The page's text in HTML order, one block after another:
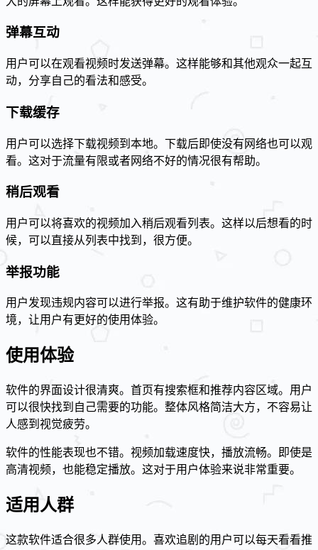
弹幕互动
用户可以在观看视频时发送弹幕。这样能够和其他观众一起互
动，分享自己的看法和感受。
下载缓存
用户可以选择下载视频到本地。下载后即使没有网络也可以观
看。这对于流量有限或者网络不好的情况很有帮助。
稍后观看
用户可以将喜欢的视频加入稍后观看列表。这样以后想看的时
候，可以直接从列表中找到，很方便。
举报功能
用户发现违规内容可以进行举报。这有助于维护软件的健康环
境，让用户有更好的使用体验。
使用体验
软件的界面设计很清爽。首页有搜索框和推荐内容区域。用户
可以很快找到自己需要的功能。整体风格简洁大方，不容易让
人感到视觉疲劳。
软件的性能表现也不错。视频加载速度快，播放流畅。即使是
高清视频，也能稳定播放。这对于用户体验来说非常重要。
适用人群
这款软件适合很多人群使用。喜欢追剧的用户可以每天看看推